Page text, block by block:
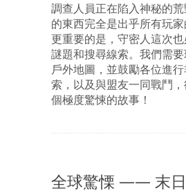
調查人員正在陷入神秘的
的東西完全是出乎所有玩家
更重要的是，守密人這次
謎題和搜尋線索。我們需
戶外地圖，並鼓勵各位進
索，以及與盟友一同戰鬥
個極度驚悚的故事！
全球驚慄 —— 末